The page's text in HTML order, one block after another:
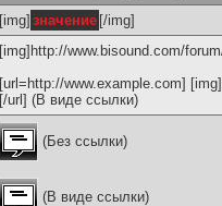
[img] значение [/img]
[img]http://www.bisound.com/
[url=http://www.example.com]
[/url] (В виде ссылки)
(Без ссылки)
(В виде ссылки)